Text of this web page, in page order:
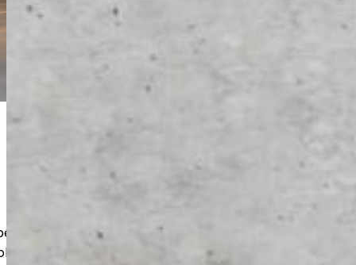
och reparationer även
Du får ett hållbart och snyggt